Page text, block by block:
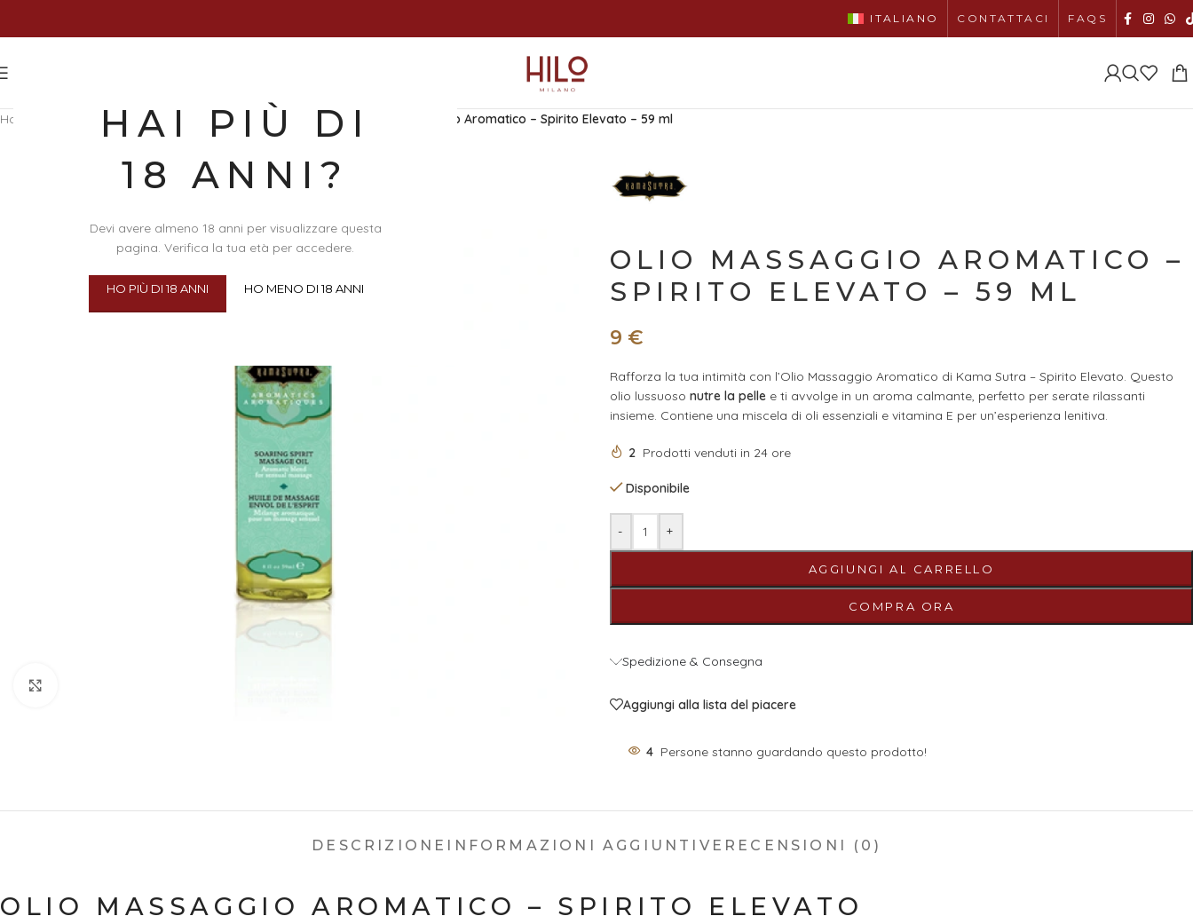
HAI PIÙ DI
18 ANNI?
Devi avere almeno 18 anni per visualizzare questa
pagina. Verifica la tua età per accedere.
HO PIÙ DI 18 ANNI HO MENO DI 18 ANNI
ITALIANO CONTATTACI FAQS
Home Bellezza e Cura del Corpo Massaggi Oli per Massaggi Olio Massaggio Aromatico – Spirito Elevato – 59 ml
OLIO MASSAGGIO AROMATICO –
SPIRITO ELEVATO – 59 ML
9 €
Rafforza la tua intimità con l’Olio Massaggio Aromatico di Kama Sutra – Spirito Elevato. Questo
olio lussuoso nutre la pelle e ti avvolge in un aroma calmante, perfetto per serate rilassanti
insieme. Contiene una miscela di oli essenziali e vitamina E per un’esperienza lenitiva.
2 Prodotti venduti in 24 ore
Disponibile
- +
AGGIUNGI AL CARRELLO
COMPRA ORA
Spedizione & Consegna
Aggiungi alla lista del piacere
4 Persone stanno guardando questo prodotto!
DESCRIZIONE INFORMAZIONI AGGIUNTIVE RECENSIONI (0)
OLIO MASSAGGIO AROMATICO – SPIRITO ELEVATO